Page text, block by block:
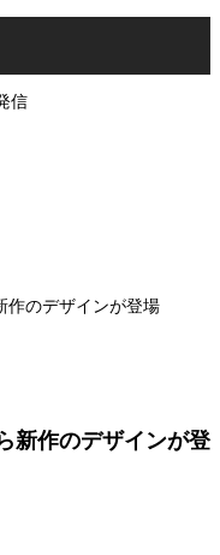
信
作のデザインが登場
新作のデザインが登